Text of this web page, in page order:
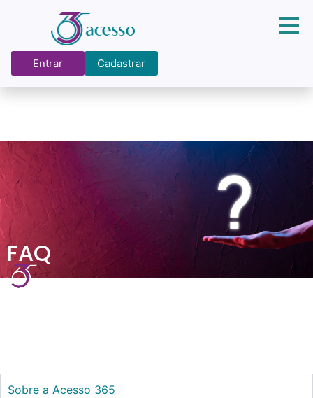
Entrar Cadastrar
FAQ
O que você está
Sobre a Acesso 365